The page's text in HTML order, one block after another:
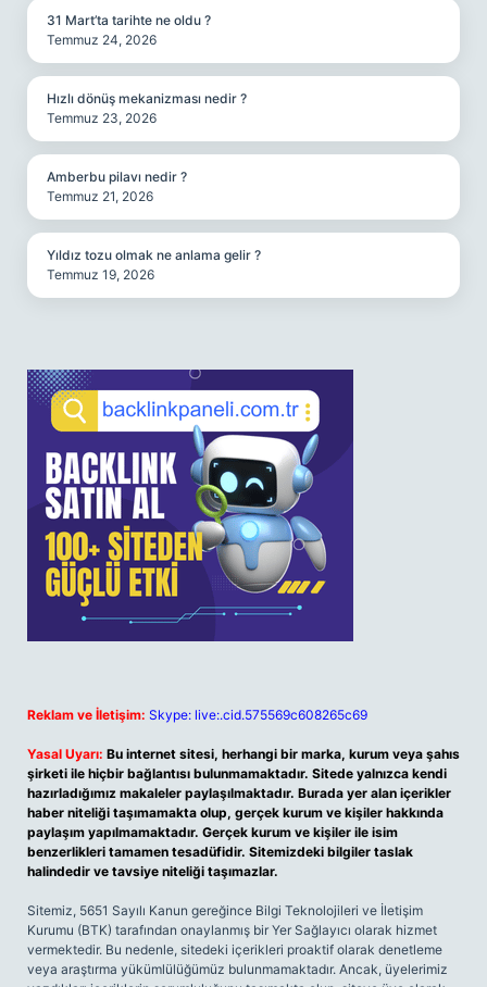
31 Mart’ta tarihte ne oldu ?
Temmuz 24, 2026
Hızlı dönüş mekanizması nedir ?
Temmuz 23, 2026
Amberbu pilavı nedir ?
Temmuz 21, 2026
Yıldız tozu olmak ne anlama gelir ?
Temmuz 19, 2026
Reklam ve İletişim: Skype: live:.cid.575569c608265c69
Yasal Uyarı: Bu internet sitesi, herhangi bir marka, kurum veya şahıs
şirketi ile hiçbir bağlantısı bulunmamaktadır. Sitede yalnızca kendi
hazırladığımız makaleler paylaşılmaktadır. Burada yer alan içerikler
haber niteliği taşımamakta olup, gerçek kurum ve kişiler hakkında
paylaşım yapılmamaktadır. Gerçek kurum ve kişiler ile isim
benzerlikleri tamamen tesadüfidir. Sitemizdeki bilgiler taslak
halindedir ve tavsiye niteliği taşımazlar.
Sitemiz, 5651 Sayılı Kanun gereğince Bilgi Teknolojileri ve İletişim
Kurumu (BTK) tarafından onaylanmış bir Yer Sağlayıcı olarak hizmet
vermektedir. Bu nedenle, sitedeki içerikleri proaktif olarak denetleme
veya araştırma yükümlülüğümüz bulunmamaktadır. Ancak, üyelerimiz